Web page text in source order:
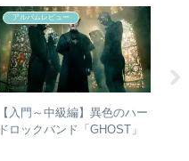
アルバムレビュー
【入門～中級編】異色のハー
ドロックバンド「GHOST」